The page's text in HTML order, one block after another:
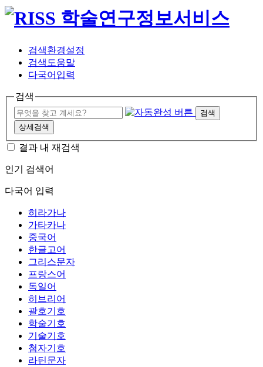
검색환경설정
검색도움말
다국어입력
검색
검색
상세검색
결과 내 재검색
인기 검색어
다국어 입력
히라가나
가타카나
중국어
한글고어
그리스문자
프랑스어
독일어
히브리어
괄호기호
학술기호
기술기호
첨자기호
라틴문자